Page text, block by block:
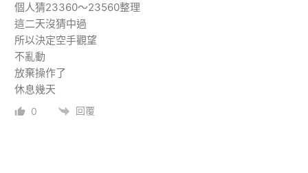
個人猜23360～23560整理
這二天沒猜中過
所以決定空手觀望
不亂動
放棄操作了
休息幾天
0 回覆